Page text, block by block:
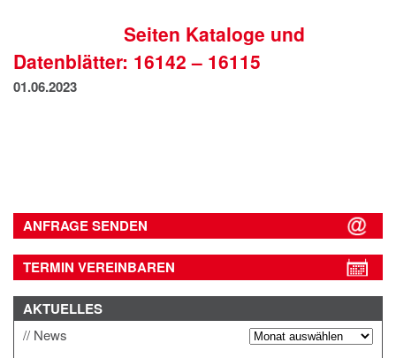
DATENSCHUTZSeiten Kataloge und
Datenblätter: 16142 – 16115
01.06.2023
ANFRAGE SENDEN
TERMIN VEREINBAREN
AKTUELLES
News